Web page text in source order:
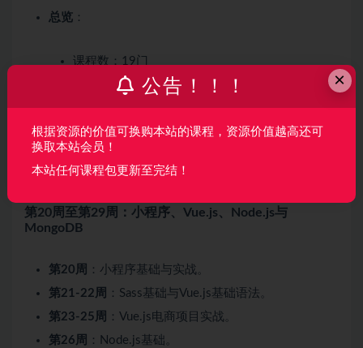
总览 ：
课程数：19门
总时长：58小时
练习题：175
大作业：3
考试：1
教辅资料：10
第20周至第29周：小程序、Vue.js、Node.js与
MongoDB
第20周
：小程序基础与实战。
第21-22周
：Sass基础与Vue.js基础语法。
第23-25周
：Vue.js电商项目实战。
第26周
：Node.js基础。
×
公告！！！
根据资源的价值可换购本站的课程，资源价值越高还可
换取本站会员！
本站任何课程包更新至完结！